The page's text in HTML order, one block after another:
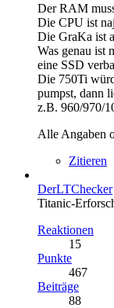
Der RAM
Die CPU ist
Die GraKa ist
Was genau ist
eine SSD
Die 750Ti
pumpst, dann
z.B. 960/970/
Alle Angaben
Zitieren
DerLTChecker
Titanic-
Reaktionen
15
Punkte
467
Beiträge
88